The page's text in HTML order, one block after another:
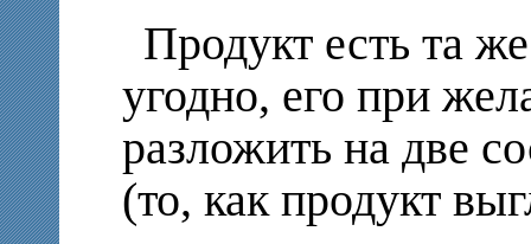
Продукт есть та
угодно, его при
разложить на две
(то, как продукт